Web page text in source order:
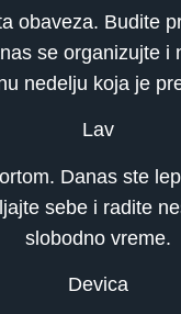
obaveza. Budite
se organizujte i
nedelju koja je
Lav
Danas ste
sebe i radite
slobodno vreme.
Devica